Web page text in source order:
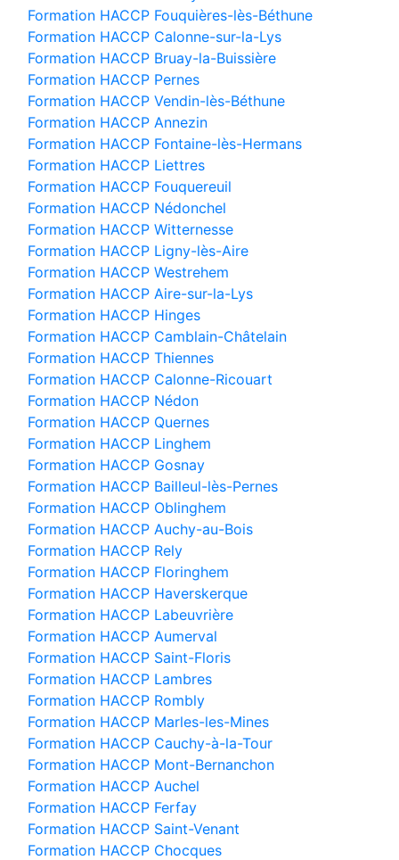
Formation HACCP Fouquières-lès-Béthune
Formation HACCP Calonne-sur-la-Lys
Formation HACCP Bruay-la-Buissière
Formation HACCP Pernes
Formation HACCP Vendin-lès-Béthune
Formation HACCP Annezin
Formation HACCP Fontaine-lès-Hermans
Formation HACCP Liettres
Formation HACCP Fouquereuil
Formation HACCP Nédonchel
Formation HACCP Witternesse
Formation HACCP Ligny-lès-Aire
Formation HACCP Westrehem
Formation HACCP Aire-sur-la-Lys
Formation HACCP Hinges
Formation HACCP Camblain-Châtelain
Formation HACCP Thiennes
Formation HACCP Calonne-Ricouart
Formation HACCP Nédon
Formation HACCP Quernes
Formation HACCP Linghem
Formation HACCP Gosnay
Formation HACCP Bailleul-lès-Pernes
Formation HACCP Oblinghem
Formation HACCP Auchy-au-Bois
Formation HACCP Rely
Formation HACCP Floringhem
Formation HACCP Haverskerque
Formation HACCP Labeuvrière
Formation HACCP Aumerval
Formation HACCP Saint-Floris
Formation HACCP Lambres
Formation HACCP Rombly
Formation HACCP Marles-les-Mines
Formation HACCP Cauchy-à-la-Tour
Formation HACCP Mont-Bernanchon
Formation HACCP Auchel
Formation HACCP Ferfay
Formation HACCP Saint-Venant
Formation HACCP Chocques